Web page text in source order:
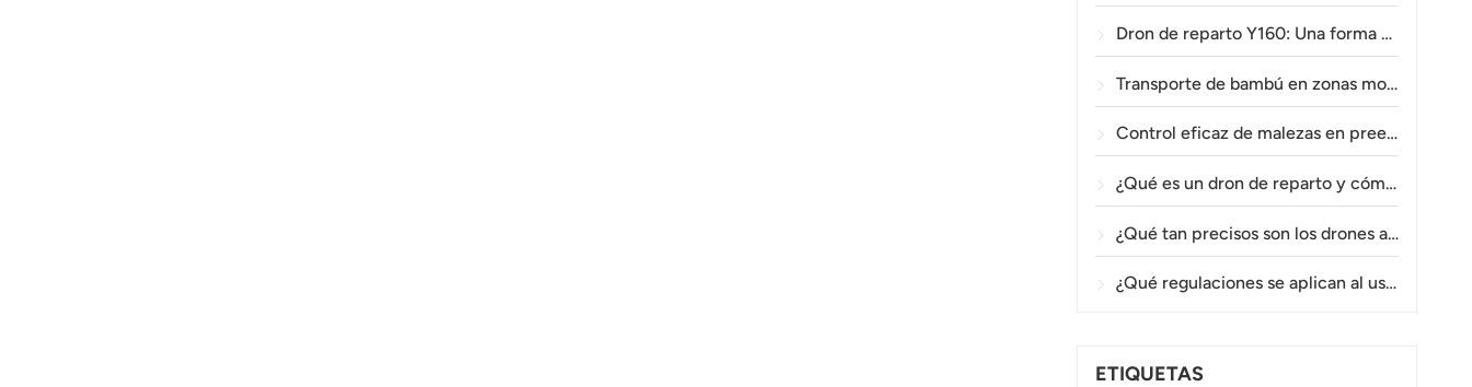
Dron de reparto Y160: Una forma más segura y eficiente de transportar materiales para torres eléctricas en terrenos montañosos.
Transporte de bambú en zonas montañosas: Cómo el TOPXGUN Y160 abre una nueva ruta desde el bosque hasta el punto de recogida.
Control eficaz de malezas en preemergencia en trigo con el dron agrícola A80.
¿Qué es un dron de reparto y cómo funciona la entrega mediante drones?
¿Qué tan precisos son los drones agrícolas en la pulverización y el monitoreo de cultivos?
¿Qué regulaciones se aplican al uso de drones agrícolas en diferentes países?
ETIQUETAS